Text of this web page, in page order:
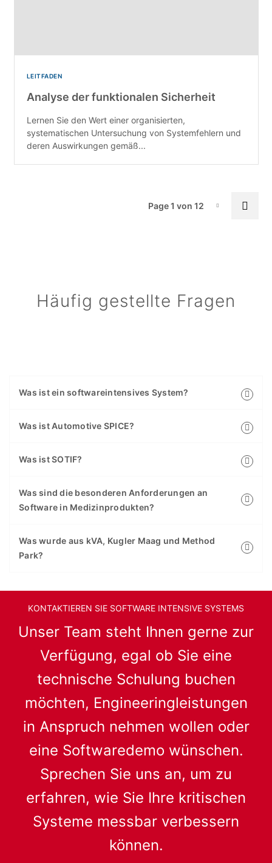
LEITFADEN
Analyse der funktionalen Sicherheit
Lernen Sie den Wert einer organisierten,
systematischen Untersuchung von Systemfehlern und
deren Auswirkungen gemäß...
Page-1
Page 1 von 12
Häufig gestellte Fragen
Was ist ein softwareintensives System?
Was ist Automotive SPICE?
Was ist SOTIF?
Was sind die besonderen Anforderungen an
Software in Medizinprodukten?
Was wurde aus kVA, Kugler Maag und Method
Park?
KONTAKTIEREN SIE SOFTWARE INTENSIVE SYSTEMS
Unser Team steht Ihnen gerne zur
Verfügung, egal ob Sie eine
technische Schulung buchen
möchten, Engineeringleistungen
in Anspruch nehmen wollen oder
eine Softwaredemo wünschen.
Sprechen Sie uns an, um zu
erfahren, wie Sie Ihre kritischen
Systeme messbar verbessern
können.